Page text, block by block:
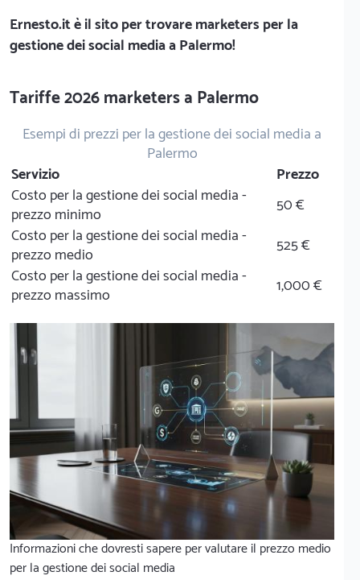
Ernesto.itè il sito per trovare marketers per la
gestione dei social media a Palermo!
Tariffe 2026 marketers a Palermo
Esempi di prezzi per la gestione dei social media a
Palermo
Servizio
Prezzo
Costo per la gestione dei social media -
prezzo minimo
50 €
Costo per la gestione dei social media -
prezzo medio
525 €
Costo per la gestione dei social media -
prezzo massimo
1,000 €
Informazioni che dovresti sapere per valutare il prezzo medio
per la gestione dei social media